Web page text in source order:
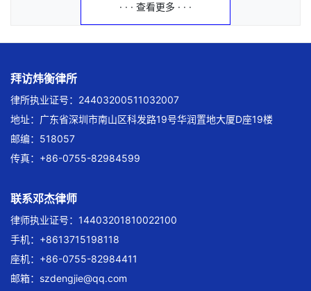
· · · 查看更多 · · ·
拜访炜衡律所
律所执业证号：24403200511032007
地址：广东省深圳市南山区科发路19号华润置地大厦D座19楼
邮编：518057
传真：+86-0755-82984599
联系邓杰律师
律师执业证号：14403201810022100
手机：+8613715198118
座机：+86-0755-82984411
邮箱： szdengjie@qq.com